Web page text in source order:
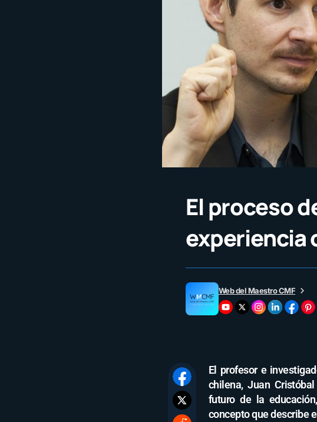
El proceso
experiencia
Web del Maestro CMF
El profesor e
chilena, Juan
futuro de la
concepto que describe